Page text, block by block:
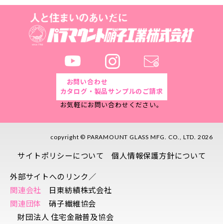
お問い合わせ
カタログ・製品サンプルのご請求
お気軽にお問い合わせください。
copyright © PARAMOUNT GLASS MFG. CO., LTD. 2026
サイトポリシーについて 個人情報保護方針について
外部サイトへのリンク／
関連会社
日東紡績株式会社
関連団体
硝子繊維協会
財団法人 住宅金融普及協会